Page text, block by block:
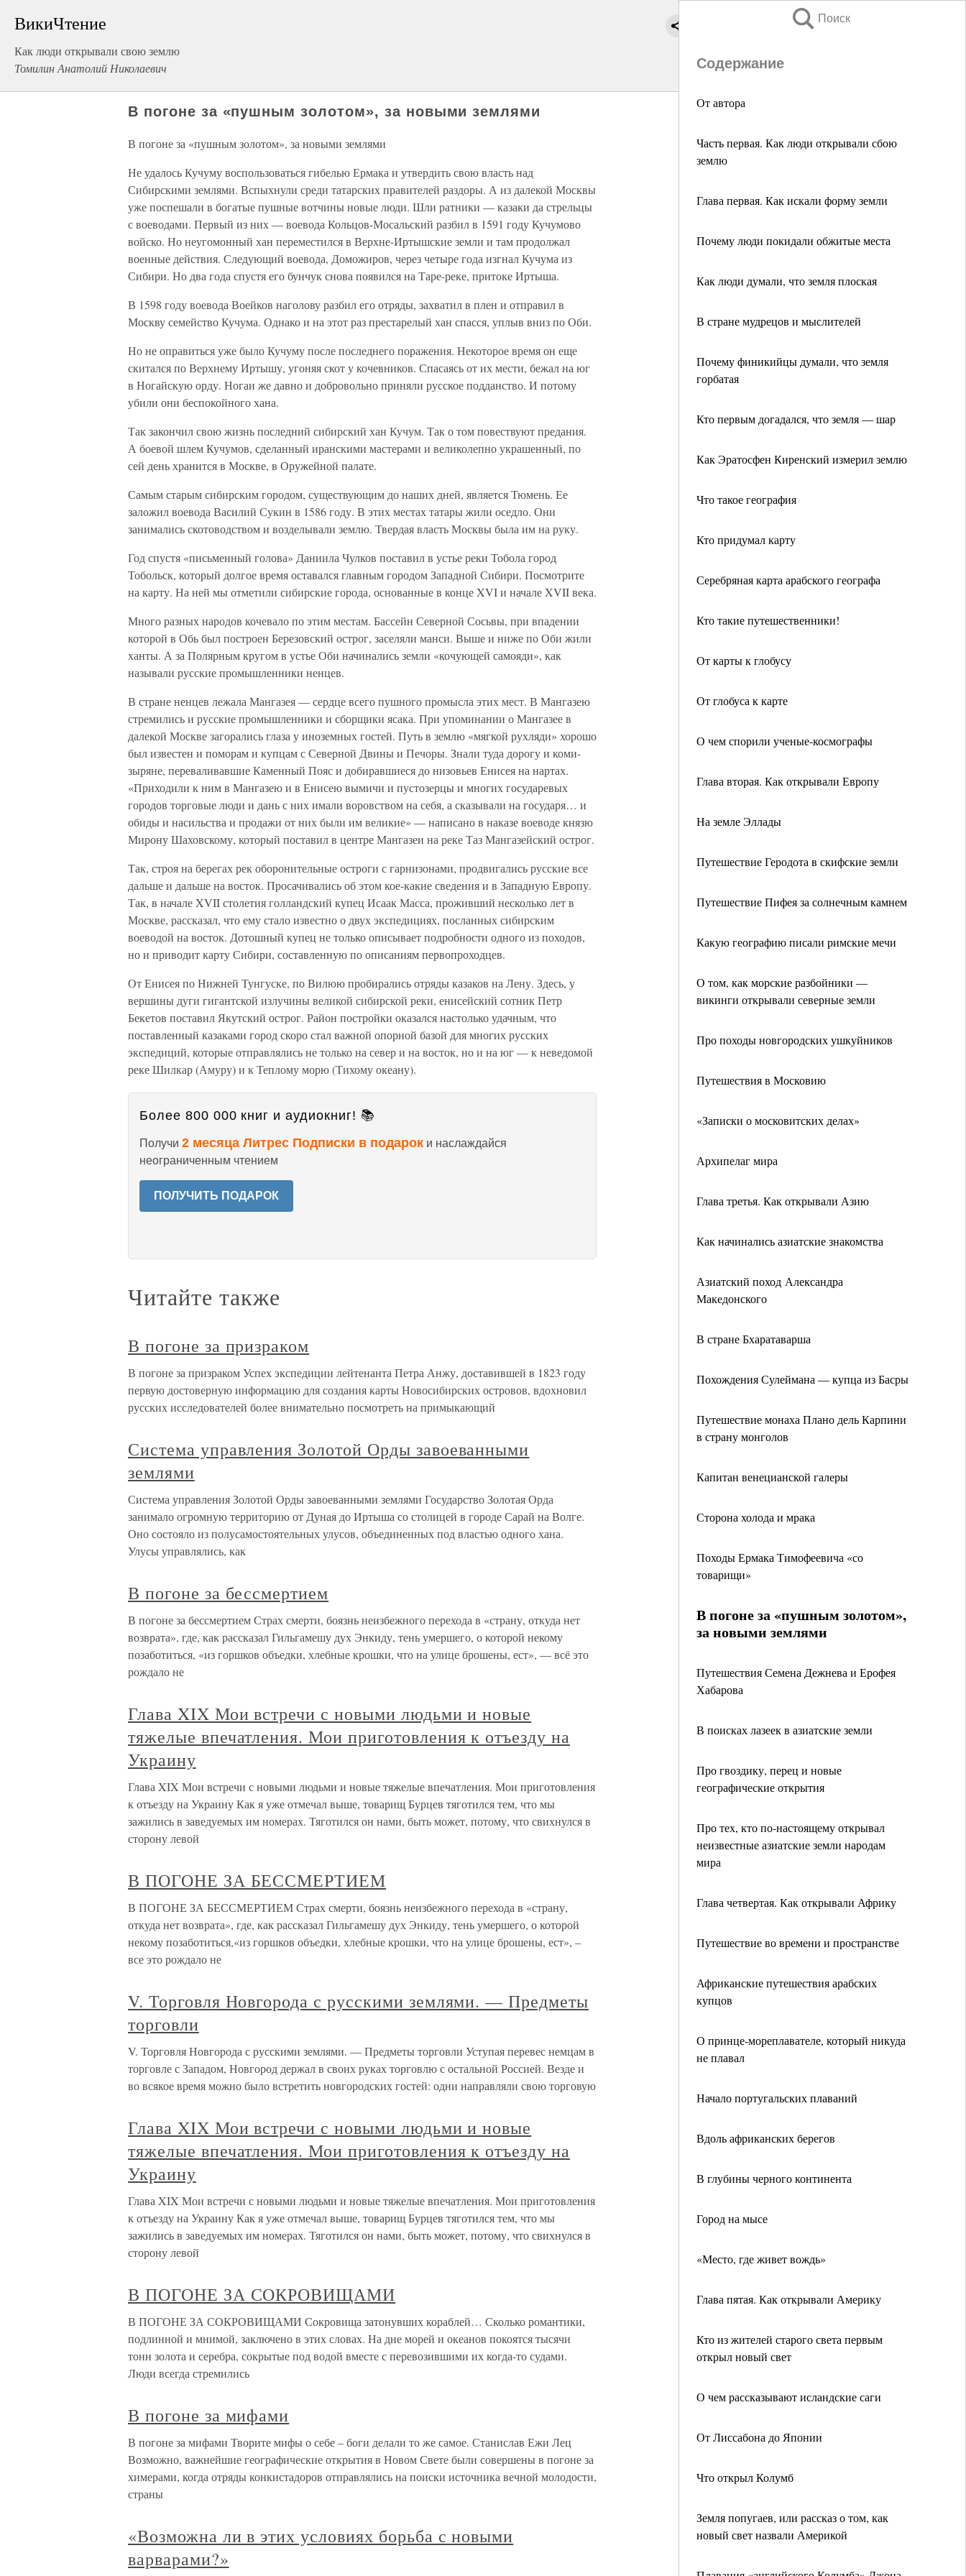
ВикиЧтение
Как люди открывали свою землю
Томилин Анатолий Николаевич
Поиск
Содержание
От автора
Часть первая. Как люди открывали сбою
землю
Глава первая. Как искали форму земли
Почему люди покидали обжитые места
Как люди думали, что земля плоская
В стране мудрецов и мыслителей
Почему финикийцы думали, что земля
горбатая
Кто первым догадался, что земля — шар
Как Эратосфен Киренский измерил землю
Что такое география
Кто придумал карту
Серебряная карта арабского географа
Кто такие путешественники!
От карты к глобусу
От глобуса к карте
О чем спорили ученые-космографы
Глава вторая. Как открывали Европу
На земле Эллады
Путешествие Геродота в скифские земли
Путешествие Пифея за солнечным камнем
Какую географию писали римские мечи
О том, как морские разбойники —
викинги открывали северные земли
Про походы новгородских ушкуйников
Путешествия в Московию
«Записки о московитских делах»
Архипелаг мира
Глава третья. Как открывали Азию
Как начинались азиатские знакомства
Азиатский поход Александра
Македонского
В стране Бхаратаварша
Похождения Сулеймана — купца из Басры
Путешествие монаха Плано дель Карпини
в страну монголов
Капитан венецианской галеры
Сторона холода и мрака
Походы Ермака Тимофеевича «со
товарищи»
В погоне за «пушным золотом»,
за новыми землями
Путешествия Семена Дежнева и Ерофея
Хабарова
В поисках лазеек в азиатские земли
Про гвоздику, перец и новые
географические открытия
Про тех, кто по-настоящему открывал
неизвестные азиатские земли народам
мира
Глава четвертая. Как открывали Африку
Путешествие во времени и пространстве
Африканские путешествия арабских
купцов
О принце-мореплавателе, который никуда
не плавал
Начало португальских плаваний
Вдоль африканских берегов
В глубины черного континента
Город на мысе
«Место, где живет вождь»
Глава пятая. Как открывали Америку
Кто из жителей старого света первым
открыл новый свет
О чем рассказывают исландские саги
От Лиссабона до Японии
Что открыл Колумб
Земля попугаев, или рассказ о том, как
новый свет назвали Америкой
В погоне за «пушным золотом», за новыми землями
В погоне за «пушным золотом», за новыми землями
Не удалось Кучуму воспользоваться гибелью Ермака и утвердить свою власть над
Сибирскими землями. Вспыхнули среди татарских правителей раздоры. А из далекой Москвы
уже поспешали в богатые пушные вотчины новые люди. Шли ратники — казаки да стрельцы
с воеводами. Первый из них — воевода Кольцов-Мосальский разбил в 1591 году Кучумово
войско. Но неугомонный хан переместился в Верхне-Иртышские земли и там продолжал
военные действия. Следующий воевода, Доможиров, через четыре года изгнал Кучума из
Сибири. Но два года спустя его бунчук снова появился на Таре-реке, притоке Иртыша.
В 1598 году воевода Воейков наголову разбил его отряды, захватил в плен и отправил в
Москву семейство Кучума. Однако и на этот раз престарелый хан спасся, уплыв вниз по Оби.
Но не оправиться уже было Кучуму после последнего поражения. Некоторое время он еще
скитался по Верхнему Иртышу, угоняя скот у кочевников. Спасаясь от их мести, бежал на юг
в Ногайскую орду. Ногаи же давно и добровольно приняли русское подданство. И потому
убили они беспокойного хана.
Так закончил свою жизнь последний сибирский хан Кучум. Так о том повествуют предания.
А боевой шлем Кучумов, сделанный иранскими мастерами и великолепно украшенный, по
сей день хранится в Москве, в Оружейной палате.
Самым старым сибирским городом, существующим до наших дней, является Тюмень. Ее
заложил воевода Василий Сукин в 1586 году. В этих местах татары жили оседло. Они
занимались скотоводством и возделывали землю. Твердая власть Москвы была им на руку.
Год спустя «письменный голова» Даниила Чулков поставил в устье реки Тобола город
Тобольск, который долгое время оставался главным городом Западной Сибири. Посмотрите
на карту. На ней мы отметили сибирские города, основанные в конце XVI и начале XVII века.
Много разных народов кочевало по этим местам. Бассейн Северной Сосьвы, при впадении
которой в Обь был построен Березовский острог, заселяли манси. Выше и ниже по Оби жили
ханты. А за Полярным кругом в устье Оби начинались земли «кочующей самояди», как
называли русские промышленники ненцев.
В стране ненцев лежала Мангазея — сердце всего пушного промысла этих мест. В Мангазею
стремились и русские промышленники и сборщики ясака. При упоминании о Мангазее в
далекой Москве загорались глаза у иноземных гостей. Путь в землю «мягкой рухляди» хорошо
был известен и поморам и купцам с Северной Двины и Печоры. Знали туда дорогу и коми-
зыряне, переваливавшие Каменный Пояс и добиравшиеся до низовьев Енисея на нартах.
«Приходили к ним в Мангазею и в Енисею вымичи и пустозерцы и многих государевых
городов торговые люди и дань с них имали воровством на себя, а сказывали на государя… и
обиды и насильства и продажи от них были им великие» — написано в наказе воеводе князю
Мирону Шаховскому, который поставил в центре Мангазеи на реке Таз Мангазейский острог.
Так, строя на берегах рек оборонительные остроги с гарнизонами, продвигались русские все
дальше и дальше на восток. Просачивались об этом кое-какие сведения и в Западную Европу.
Так, в начале XVII столетия голландский купец Исаак Масса, проживший несколько лет в
Москве, рассказал, что ему стало известно о двух экспедициях, посланных сибирским
воеводой на восток. Дотошный купец не только описывает подробности одного из походов,
но и приводит карту Сибири, составленную по описаниям первопроходцев.
От Енисея по Нижней Тунгуске, по Вилюю пробирались отряды казаков на Лену. Здесь, у
вершины дуги гигантской излучины великой сибирской реки, енисейский сотник Петр
Бекетов поставил Якутский острог. Район постройки оказался настолько удачным, что
поставленный казаками город скоро стал важной опорной базой для многих русских
экспедиций, которые отправлялись не только на север и на восток, но и на юг — к неведомой
реке Шилкар (Амуру) и к Теплому морю (Тихому океану).
Более 800 000 книг и аудиокниг! 📚
Получи 2 месяца Литрес Подписки в подарок и наслаждайся
неограниченным чтением
ПОЛУЧИТЬ ПОДАРОК
Читайте также
В погоне за призраком
В погоне за призраком Успех экспедиции лейтенанта Петра Анжу, доставившей в 1823 году
первую достоверную информацию для создания карты Новосибирских островов, вдохновил
русских исследователей более внимательно посмотреть на примыкающий
Система управления Золотой Орды завоеванными
землями
Система управления Золотой Орды завоеванными землями Государство Золотая Орда
занимало огромную территорию от Дуная до Иртыша со столицей в городе Сарай на Волге.
Оно состояло из полусамостоятельных улусов, объединенных под властью одного хана.
Улусы управлялись, как
В погоне за бессмертием
В погоне за бессмертием Страх смерти, боязнь неизбежного перехода в «страну, откуда нет
возврата», где, как рассказал Гильгамешу дух Энкиду, тень умершего, о которой некому
позаботиться, «из горшков объедки, хлебные крошки, что на улице брошены, ест», — всё это
рождало не
Глава XIX Мои встречи с новыми людьми и новые
тяжелые впечатления. Мои приготовления к отъезду на
Украину
Глава XIX Мои встречи с новыми людьми и новые тяжелые впечатления. Мои приготовления
к отъезду на Украину Как я уже отмечал выше, товарищ Бурцев тяготился тем, что мы
зажились в заведуемых им номерах. Тяготился он нами, быть может, потому, что свихнулся в
сторону левой
В ПОГОНЕ ЗА БЕССМЕРТИЕМ
В ПОГОНЕ ЗА БЕССМЕРТИЕМ Страх смерти, боязнь неизбежного перехода в «страну,
откуда нет возврата», где, как рассказал Гильгамешу дух Энкиду, тень умершего, о которой
некому позаботиться,«из горшков объедки, хлебные крошки, что на улице брошены, ест», –
все это рождало не
V. Торговля Новгорода с русскими землями. — Предметы
торговли
V. Торговля Новгорода с русскими землями. — Предметы торговли Уступая перевес немцам в
торговле с Западом, Новгород держал в своих руках торговлю с остальной Россией. Везде и
во всякое время можно было встретить новгородских гостей: одни направляли свою торговую
Глава XIX Мои встречи с новыми людьми и новые
тяжелые впечатления. Мои приготовления к отъезду на
Украину
Глава XIX Мои встречи с новыми людьми и новые тяжелые впечатления. Мои приготовления
к отъезду на Украину Как я уже отмечал выше, товарищ Бурцев тяготился тем, что мы
зажились в заведуемых им номерах. Тяготился он нами, быть может, потому, что свихнулся в
сторону левой
В ПОГОНЕ ЗА СОКРОВИЩАМИ
В ПОГОНЕ ЗА СОКРОВИЩАМИ Сокровища затонувших кораблей… Сколько романтики,
подлинной и мнимой, заключено в этих словах. На дне морей и океанов покоятся тысячи
тонн золота и серебра, сокрытые под водой вместе с перевозившими их когда-то судами.
Люди всегда стремились
В погоне за мифами
В погоне за мифами Творите мифы о себе – боги делали то же самое. Станислав Ежи Лец
Возможно, важнейшие географические открытия в Новом Свете были совершены в погоне за
химерами, когда отряды конкистадоров отправлялись на поиски источника вечной молодости,
страны
«Возможна ли в этих условиях борьба с новыми
варварами?»